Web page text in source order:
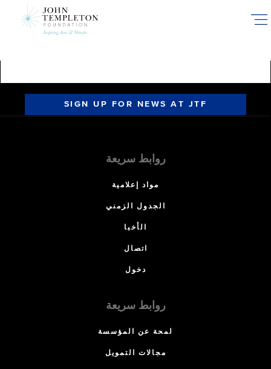
SIGN UP FOR NEWS AT JTF
روابط سريعة
مواد إعلامية
الجدول الزمني
الأخبا
اتصال
دخول
روابط سريعة
لمحة عن المؤسسة
مجالات التمويل